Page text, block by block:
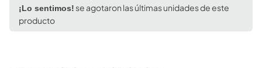
¡Lo sentimos!se agotaron las últimas unidades de este
producto